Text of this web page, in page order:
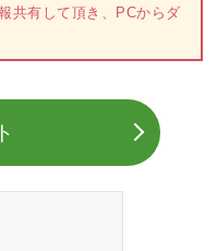
共有して頂き、PCからダ